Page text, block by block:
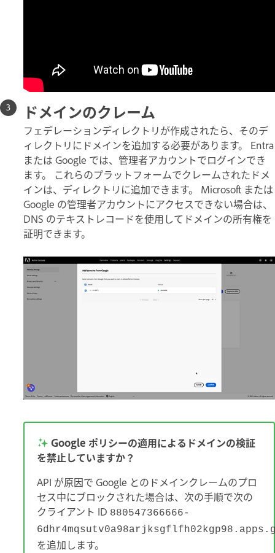
ドメインのクレーム
フェデレーションディレクトリが作成されたら、そのデ
ィレクトリにドメインを追加する必要があります。 Entra
または Google では、管理者アカウントでログインでき
ます。 これらのプラットフォームでクレームされたドメ
インは、ディレクトリに追加できます。 Microsoft または
Google の管理者アカウントにアクセスできない場合は、
DNS のテキストレコードを使用してドメインの所有権を
証明できます。
Google ポリシーの適用によるドメインの検証
を禁止していますか？
API が原因で Google とのドメインクレームのプロ
セス中にブロックされた場合は、次の手順で次の
クライアント ID 880547366666-
を追加します。